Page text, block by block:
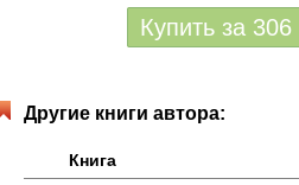
Купить за 306
Другие книги автора:
Книга